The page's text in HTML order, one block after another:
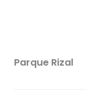
Parque Rizal